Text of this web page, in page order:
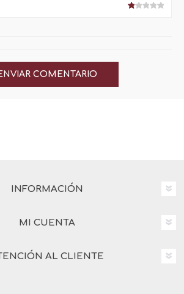
INFORMACIÓN
MI CUENTA
AL CLIENTE